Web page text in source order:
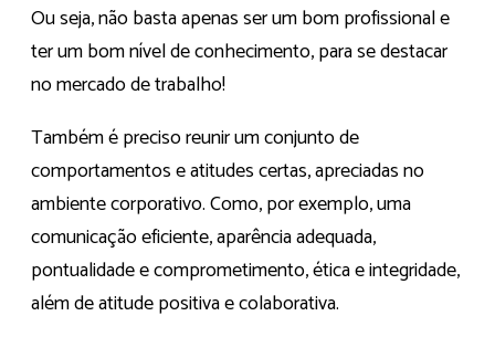
Ou seja, não basta apenas ser um bom profissional e
ter um bom nível de conhecimento, para se destacar
no mercado de trabalho!
Também é preciso reunir um conjunto de
comportamentos e atitudes certas, apreciadas no
ambiente corporativo. Como, por exemplo, uma
comunicação eficiente, aparência adequada,
pontualidade e comprometimento, ética e integridade,
além de atitude positiva e colaborativa.